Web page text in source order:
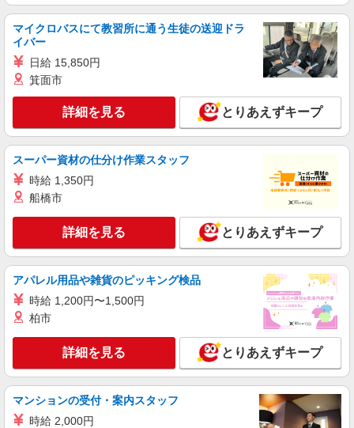
キープ 詳細を見る
派遣社員
株式会社綜合キャリアオプション（1314VJ0805G7★63-S-T2）
時給1,350円〜1,688円 ※経験・能力による
※時間外・深夜手当を含む ※研修中の時給変動
なし 【月収例】36万3000円(11時間×21日+残業・
深夜手当) ※1ヶ月単位の変形労働制※2交替の場
合 交通費：既定支給
福島県本宮市本宮
詳細を見る
株式会社綜合キャリアオプション（1314VJ0805G6★92-S-T3）
電子機器の組立・基板検査・シール貼り・キカ
イ操作/日払いOK
時給1,135円 交通費：既定支給
福島県本宮市
詳細を見る
派遣社員
株式会社綜合キャリアオプション（1314VJ0805G6★93-S-T3）
電子機器の組立・基板検査・シール貼り/日払
マイクロバスにて教習所に通う生徒の送迎ドラ
イバー
日給 15,850円
箕面市
詳細を見る とりあえずキープ
スーパー資材の仕分け作業スタッフ
時給 1,350円
船橋市
詳細を見る とりあえずキープ
アパレル用品や雑貨のピッキング検品
時給 1,200円〜1,500円
柏市
詳細を見る とりあえずキープ
マンションの受付・案内スタッフ
時給 2,000円